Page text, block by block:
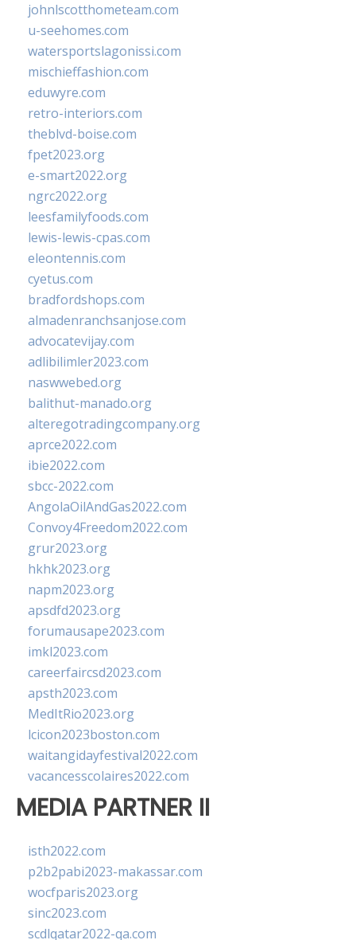
johnlscotthometeam.com
u-seehomes.com
watersportslagonissi.com
mischieffashion.com
eduwyre.com
retro-interiors.com
theblvd-boise.com
fpet2023.org
e-smart2022.org
ngrc2022.org
leesfamilyfoods.com
lewis-lewis-cpas.com
eleontennis.com
cyetus.com
bradfordshops.com
almadenranchsanjose.com
advocatevijay.com
adlibilimler2023.com
naswwebed.org
balithut-manado.org
alteregotradingcompany.org
aprce2022.com
ibie2022.com
sbcc-2022.com
AngolaOilAndGas2022.com
Convoy4Freedom2022.com
grur2023.org
hkhk2023.org
napm2023.org
apsdfd2023.org
forumausape2023.com
imkl2023.com
careerfaircsd2023.com
apsth2023.com
MedItRio2023.org
lcicon2023boston.com
waitangidayfestival2022.com
vacancesscolaires2022.com
MEDIA PARTNER II
isth2022.com
p2b2pabi2023-makassar.com
wocfparis2023.org
sinc2023.com
scdlqatar2022-qa.com